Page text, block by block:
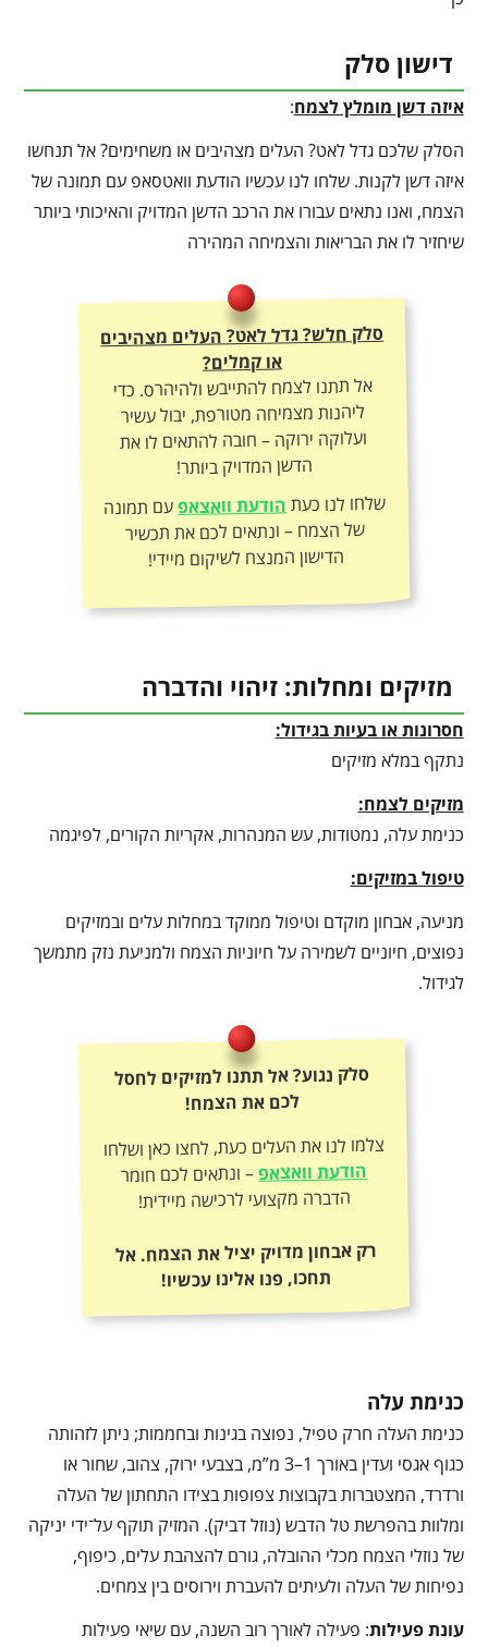
דישון סלק
איזה דשן מומלץ לצמח:
הסלק שלכם גדל לאט? העלים מצהיבים או משחימים? אל תנחשו
איזה דשן לקנות. שלחו לנו עכשיו הודעת וואטסאפ עם תמונה של
הצמח, ואנו נתאים עבורו את הרכב הדשן המדויק והאיכותי ביותר
שיחזיר לו את הבריאות והצמיחה המהירה
סלק חלש? גדל לאט? העלים מצהיבים
או קמלים?
אל תתנו לצמח להתייבש ולהיהרס. כדי
ליהנות מצמיחה מטורפת, יבול עשיר
ועלוקה ירוקה – חובה להתאים לו את
הדשן המדויק ביותר!
שלחו לנו כעתהודעת וואצאפעם תמונה
של הצמח – ונתאים לכם את תכשיר
הדישון המנצח לשיקום מיידי!
מזיקים ומחלות: זיהוי והדברה
חסרונות או בעיות בגידול:
נתקף במלא מזיקים
מזיקים לצמח:
כנימת עלה, נמטודות, עש המנהרות, אקריות הקורים, לפיגמה
טיפול במזיקים:
מניעה, אבחון מוקדם וטיפול ממוקד במחלות עלים ובמזיקים
נפוצים, חיוניים לשמירה על חיוניות הצמח ולמניעת נזק מתמשך
לגידול.
סלק נגוע? אל תתנו למזיקים לחסל
לכם את הצמח!
צלמו לנו את העלים כעת, לחצו כאן ושלחו
הודעת וואצאפ– ונתאים לכם חומר
הדברה מקצועי לרכישה מיידית!
רק אבחון מדויק יציל את הצמח. אל
תחכו, פנו אלינו עכשיו!
כנימת עלה
כנימת העלה חרק טפיל, נפוצה בגינות ובחממות; ניתן לזהותה
כגוף אגסי ועדין באורך 1–3 מ”מ, בצבעי ירוק, צהוב, שחור או
ורדרד, המצטברות בקבוצות צפופות בצידו התחתון של העלה
ומלוות בהפרשת טל הדבש (נוזל דביק). המזיק תוקף על־ידי יניקה
של נוזלי הצמח מכלי ההובלה, גורם להצהבת עלים, כיפוף,
נפיחות של העלה ולעיתים להעברת וירוסים בין צמחים.
עונת פעילות: פעילה לאורך רוב השנה, עם שיאי פעילות